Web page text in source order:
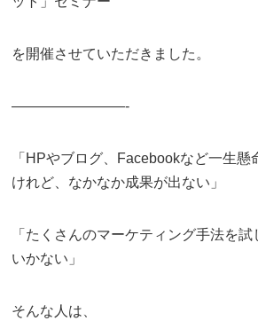
を開催させていただきました。
————————-
「HPやブログ、Facebookなど一生懸
けれど、なかなか成果が出ない」
「たくさんのマーケティング手法を試
いかない」
そんな人は、